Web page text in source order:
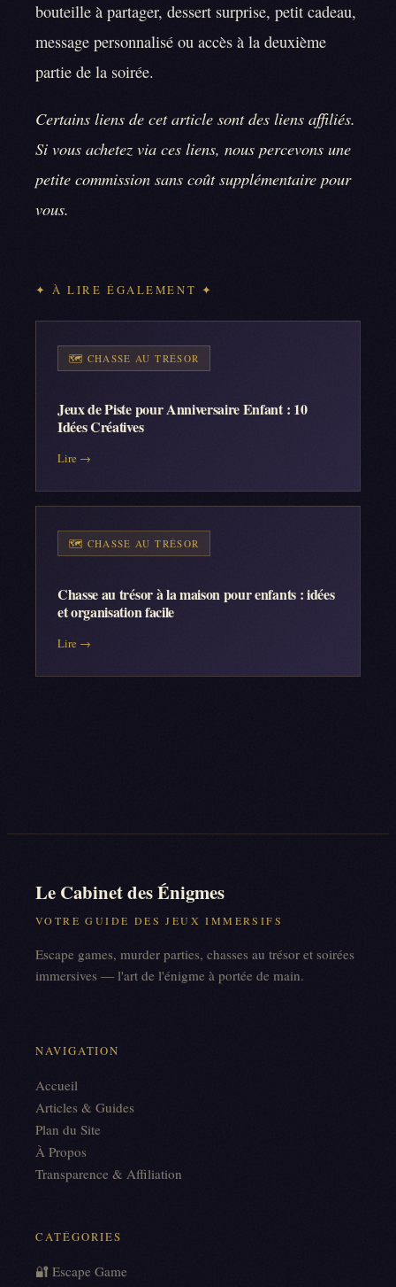
bouteille à partager, dessert surprise, petit cadeau,
message personnalisé ou accès à la deuxième
partie de la soirée.
Certains liens de cet article sont des liens affiliés.
Si vous achetez via ces liens, nous percevons une
petite commission sans coût supplémentaire pour
vous.
✦ À LIRE ÉGALEMENT ✦
🗺️ CHASSE AU TRÉSOR
Jeux de Piste pour Anniversaire Enfant : 10
Idées Créatives
Lire →
🗺️ CHASSE AU TRÉSOR
Chasse au trésor à la maison pour enfants : idées
et organisation facile
Lire →
Le Cabinet des Énigmes
VOTRE GUIDE DES JEUX IMMERSIFS
Escape games, murder parties, chasses au trésor et soirées
immersives — l'art de l'énigme à portée de main.
NAVIGATION
Accueil
Articles & Guides
Plan du Site
À Propos
Transparence & Affiliation
CATÉGORIES
🔐 Escape Game